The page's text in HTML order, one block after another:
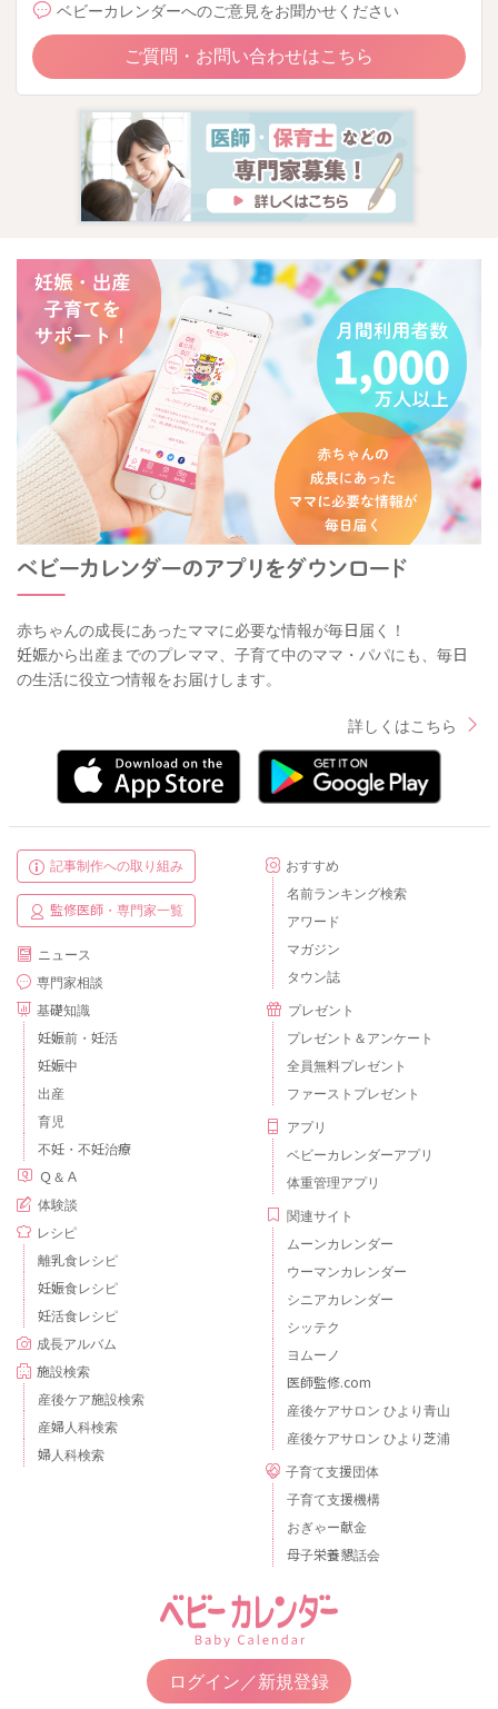
ベビーカレンダーへのご意見をお聞かせください
ご質問・お問い合わせはこちら
赤ちゃんの成長にあったママに必要な情報が毎日届く！
妊娠から出産までのプレママ、子育て中のママ・パパにも、毎日
の生活に役立つ情報をお届けします。
詳しくはこちら
記事制作への取り組み
監修医師・専門家一覧
ニュース
専門家相談
基礎知識
妊娠前・妊活
妊娠中
出産
育児
不妊・不妊治療
Ｑ＆Ａ
体験談
レシピ
離乳食レシピ
妊娠食レシピ
妊活食レシピ
成長アルバム
施設検索
産後ケア施設検索
産婦人科検索
婦人科検索
おすすめ
名前ランキング検索
アワード
マガジン
タウン誌
プレゼント
プレゼント＆アンケート
全員無料プレゼント
ファーストプレゼント
アプリ
ベビーカレンダーアプリ
体重管理アプリ
関連サイト
ムーンカレンダー
ウーマンカレンダー
シニアカレンダー
シッテク
ヨムーノ
医師監修.com
産後ケアサロン ひより青山
産後ケアサロン ひより芝浦
子育て支援団体
子育て支援機構
おぎゃー献金
母子栄養懇話会
ログイン／新規登録